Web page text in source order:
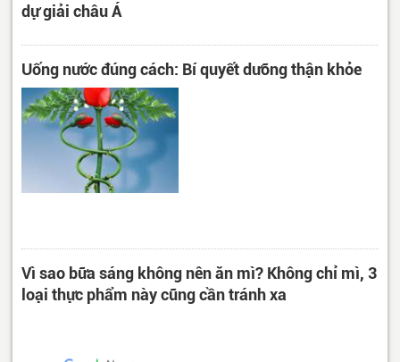
dự giải châu Á
Uống nước đúng cách: Bí quyết dưỡng thận khỏe
Vì sao bữa sáng không nên ăn mì? Không chỉ mì, 3
loại thực phẩm này cũng cần tránh xa